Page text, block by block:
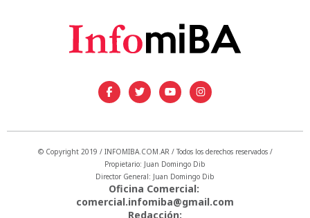
© Copyright 2019 / INFOMIBA.COM.AR / Todos los derechos reservados /
Propietario: Juan Domingo Dib
Director General: Juan Domingo Dib
Oficina Comercial:
comercial.infomiba@gmail.com
Redacción: